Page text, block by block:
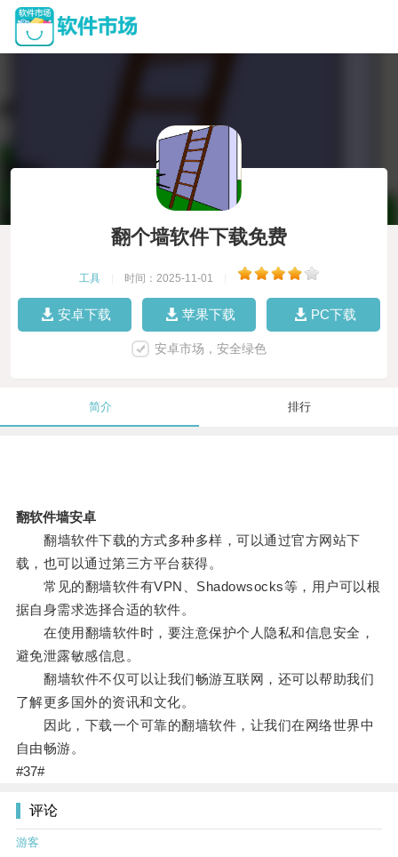
翻个墙软件下载免费
工具 时间：2025-11-01
安卓下载 苹果下载 PC下载
安卓市场，安全绿色
简介 排行
翻软件墙安卓
翻墙软件下载的方式多种多样，可以通过官方网站下
载，也可以通过第三方平台获得。
常见的翻墙软件有VPN、Shadowsocks等，用户可以根
据自身需求选择合适的软件。
在使用翻墙软件时，要注意保护个人隐私和信息安全，
避免泄露敏感信息。
翻墙软件不仅可以让我们畅游互联网，还可以帮助我们
了解更多国外的资讯和文化。
因此，下载一个可靠的翻墙软件，让我们在网络世界中
自由畅游。
#37#
评论
游客